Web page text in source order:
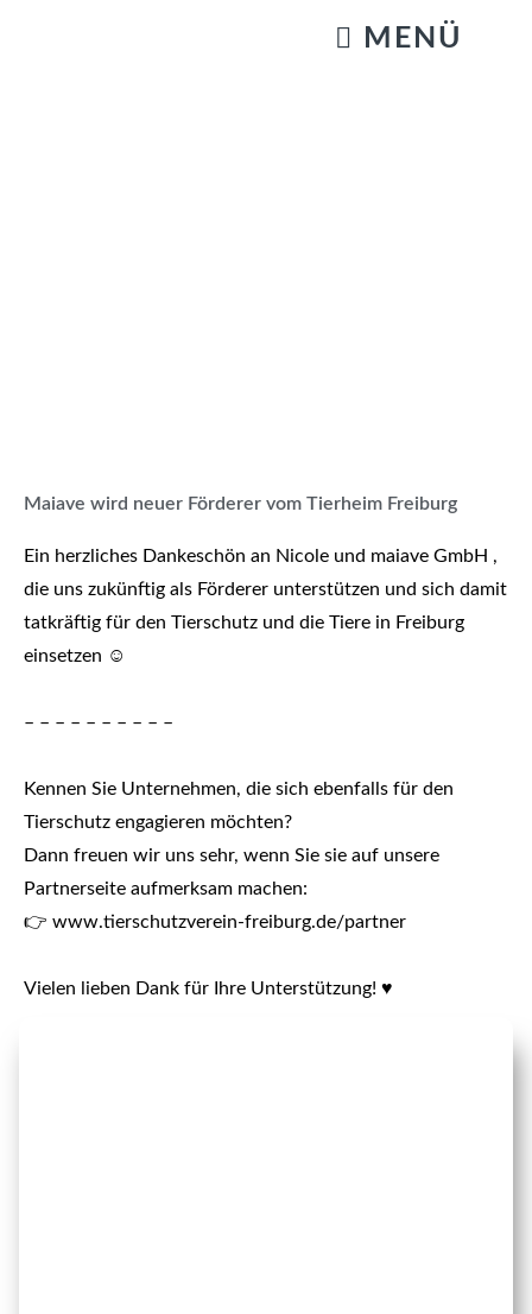
Maiave wird neuer Förderer vom Tierheim Freiburg
Ein herzliches Dankeschön an Nicole und maiave GmbH ,
die uns zukünftig als Förderer unterstützen und sich damit
tatkräftig für den Tierschutz und die Tiere in Freiburg
einsetzen ☺️
– – – – – – – – – –
Kennen Sie Unternehmen, die sich ebenfalls für den
Tierschutz engagieren möchten?
Dann freuen wir uns sehr, wenn Sie sie auf unsere
Partnerseite aufmerksam machen:
👉 www.tierschutzverein-freiburg.de/partner
Vielen lieben Dank für Ihre Unterstützung! ♥️